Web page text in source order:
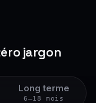
jargon
Long terme
6–18 mois